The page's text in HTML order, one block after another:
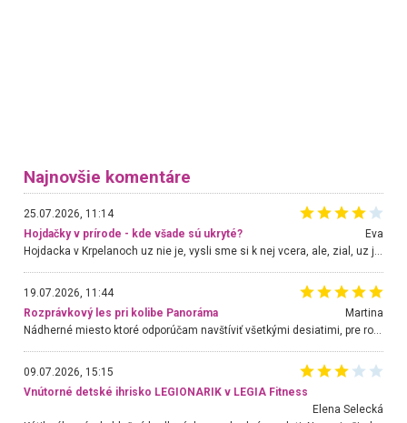
Najnovšie komentáre
25.07.2026, 11:14
Hojdačky v prírode - kde všade sú ukryté?
Eva
Hojdacka v Krpelanoch uz nie je, vysli sme si k nej vcera, ale, zial, uz je znicena. Ak sem planujete cestu len kvoli hojdacke, mozete si ju usetrit. Krasny vyhlad je tu vsak aj bez hojdacky :-)
19.07.2026, 11:44
Rozprávkový les pri kolibe Panoráma
Martina
Nádherné miesto ktoré odporúčam navštíviť všetkými desiatimi, pre rodiny s deťmi, dôchodcom... Proste a jednoducho ozaj rozprávkový les.. určite ešte prídeme. Odniesli sme si na pamiatku krásne tričká,
09.07.2026, 15:15
Vnútorné detské ihrisko LEGIONARIK v LEGIA Fitness
Elena Selecká